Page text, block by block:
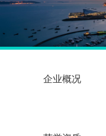
企业概况